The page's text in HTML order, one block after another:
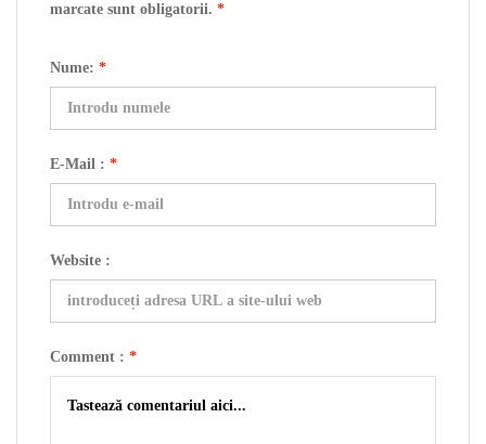
marcate sunt obligatorii. *
Nume: *
E-Mail : *
Website :
Comment : *